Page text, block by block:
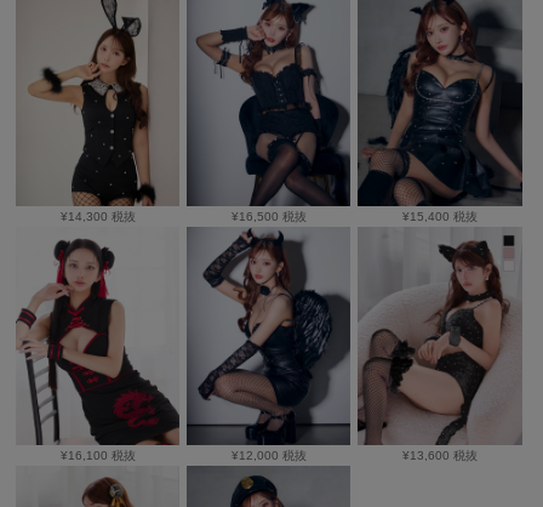
¥14,300 税抜 ¥16,500 税抜 ¥15,400 税抜
¥16,100 税抜 ¥12,000 税抜 ¥13,600 税抜